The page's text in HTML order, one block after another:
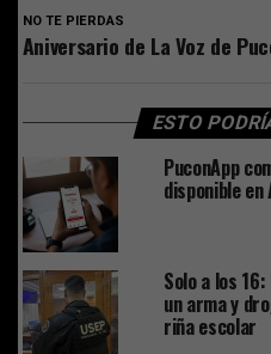
NO TE PIERDAS
Aniversario de La Voz de
ESTO
PuconApp
disponible en
Solo a los
un arma y
riña escolar